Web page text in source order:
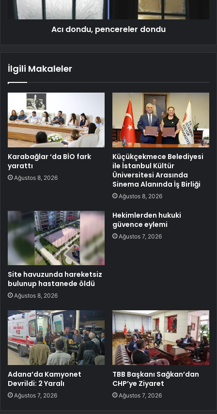
Acı dondu, pencereler dondu
İlgili Makaleler
Karabağlar ‘da BİO fark
yarattı
Ağustos 8, 2026
Küçükçekmece Belediyesi
ile İstanbul Kültür
Üniversitesi Arasında
Sinema Alanında İş Birliği
Ağustos 8, 2026
Site havuzunda hareketsiz
bulunup hastanede öldü
Ağustos 8, 2026
Hekimlerden hukuki
güvence eylemi
Ağustos 7, 2026
Adana’da Kamyonet
Devrildi: 2 Yaralı
Ağustos 7, 2026
TBB Başkanı Sağkan’dan
CHP’ye Ziyaret
Ağustos 7, 2026